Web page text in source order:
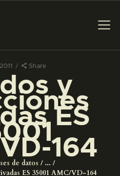
Share
y
ES
164
de datos
...
ES 35001 AMC/VD-164
LA VISITA